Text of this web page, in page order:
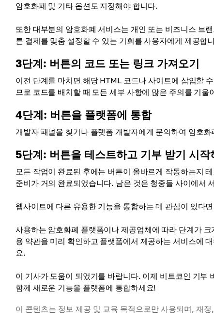
암호화폐 및 기타 옵션도 지정해야 합니다.
또한 대부분의 암호화폐 서비스는 개인 또는 비즈니스 브
튼 결제를 맞춤 설정할 수 있는 기회를 사용자에게 제공합
3단계: 버튼의 코드 또는 링크 가져오기
이전 단계를 마치면 해당 HTML 코드나 사이트에 삽입할
므로 코드를 배치할 때 모든 세부 사항에 많은 주의를 기울
4단계: 버튼을 플랫폼에 통합
개발자 패널을 찾거나 플랫폼 개발자에게 문의하여 암호
5단계: 버튼을 테스트하고 기부 받기 시작
모든 작업이 완료된 후에는 버튼이 올바르게 작동하는지
준비가 거의 완료되었습니다. 남은 것은 청중들 사이에서
웹사이트에 다른 유용한 기능을 통합하는 데 관심이 있다면
사용하는 암호화폐 플랫폼이나 제공업체에 따라 단계가
용 약관을 미리 확인하고 플랫폼에서 제공하는 서비스에
요.
이 기사가 도움이 되었기를 바랍니다. 이제 비트코인 ​​기
함께 새로운 기능을 플랫폼에 통합하세요!
이 콘텐츠는 정보 제공 및 교육 목적으로만 사용되며, 재